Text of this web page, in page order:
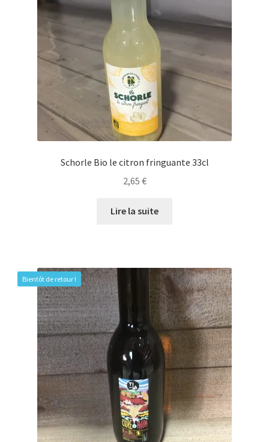
Schorle Bio le citron fringuante 33cl
2,65 €
Lire la suite
Bientôt de retour !